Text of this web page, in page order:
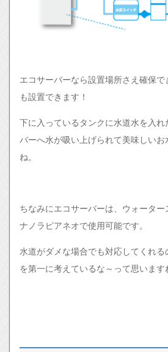
エコサーバーなら設置場所さえ確保
も設置できます！
下に入っているタンクに水道水を入
バーへ水が吸い上げられて美味しいお
ね。
ちなみにエコサーバーは、ウォータ
ナノラピアネオで使用可能です。
水道がダメな場合でも対応してくれる
を第一に考えているな～って思います